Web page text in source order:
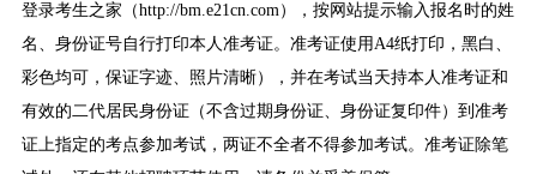
登录考生之家（http://bm.e21cn.com），按网站提示输入报名时的姓
名、身份证号自行打印本人准考证。准考证使用A4纸打印，黑白、
彩色均可，保证字迹、照片清晰），并在考试当天持本人准考证和
有效的二代居民身份证（不含过期身份证、身份证复印件）到准考
证上指定的考点参加考试，两证不全者不得参加考试。准考证除笔